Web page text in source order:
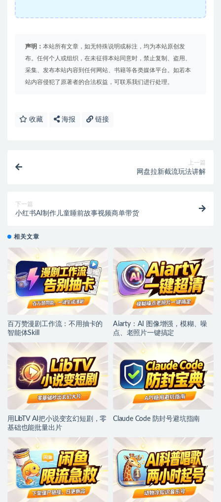
声明： 本站所有文章，如无特殊说明或标注，均为本站原创发
布。任何个人或组织，在未征得本站同意时，禁止复制、盗用、
采集、发布本站内容到任何网站、书籍等各类媒体平台。如若本
站内容侵犯了原著者的合法权益，可联系我们进行处理。
收藏 海报 链接
上一篇
网盘拉新截流玩法讲解
下一篇
小红书AI制作儿童睡前故事视频商单带货
相关文章
百万赞漫剧工作流：不用抽卡的
智能体Skill
Aiarty：AI 图像增强，模糊、噪
点、老照片一键搞定
用LibTV AI把小说变玄幻短剧，零
基础也能批量出片
Claude Code 防封号避坑指南